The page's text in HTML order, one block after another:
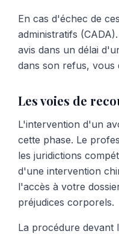
En cas d'échec de
administratifs
avis dans un délai
dans son refus, vous
Les voies de
L'intervention d'un
cette phase. Le
les juridictions
d'une intervention
l'accès à votre
préjudices corporels.
La procédure devant